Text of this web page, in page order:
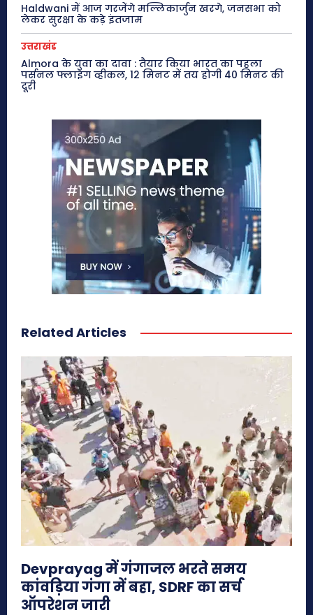
Haldwani में आज गरजेंगे मल्लिकार्जुन खरगे, जनसभा को
लेकर सुरक्षा के कड़े इंतजाम
उत्तराखंड
Almora के युवा का दावा : तैयार किया भारत का पहला
पर्सनल फ्लाइंग व्हीकल, 12 मिनट में तय होगी 40 मिनट की
दूरी
Related Articles
Devprayag में गंगाजल भरते समय
कांवड़िया गंगा में बहा, SDRF का सर्च
ऑपरेशन जारी